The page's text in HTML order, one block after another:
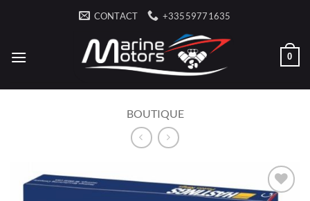
CONTACT +33559771635
0
BOUTIQUE